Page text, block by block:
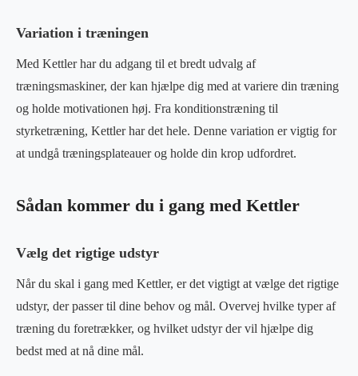
Variation i træningen
Med Kettler har du adgang til et bredt udvalg af
træningsmaskiner, der kan hjælpe dig med at variere din træning
og holde motivationen høj. Fra konditionstræning til
styrketræning, Kettler har det hele. Denne variation er vigtig for
at undgå træningsplateauer og holde din krop udfordret.
Sådan kommer du i gang med Kettler
Vælg det rigtige udstyr
Når du skal i gang med Kettler, er det vigtigt at vælge det rigtige
udstyr, der passer til dine behov og mål. Overvej hvilke typer af
træning du foretrækker, og hvilket udstyr der vil hjælpe dig
bedst med at nå dine mål.